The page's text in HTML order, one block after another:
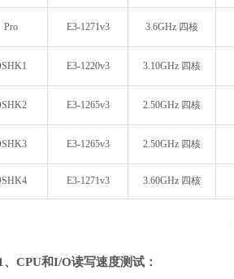
Pro E3-1271v3 3.6GHz 四核
E3-1220v3 3.10GHz 四核
E3-1265v3 2.50GHz 四核
E3-1265v3 2.50GHz 四核
E3-1271v3 3.60GHz 四核
、CPU和I/O读写速度测试：